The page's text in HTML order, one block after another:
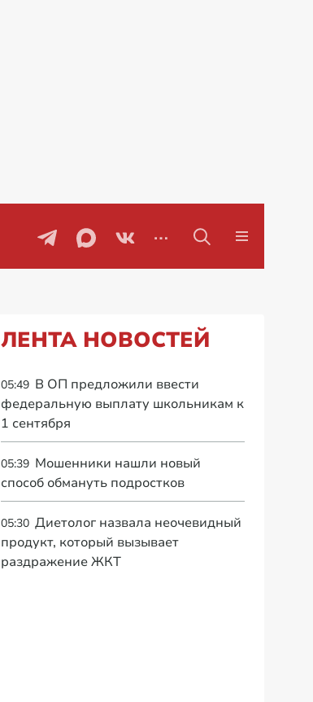
Проблемы с бензином в
ЛЕНТА НОВОСТЕЙ
05:49 В ОП предложили ввести
федеральную выплату школьникам к
1 сентября
05:39 Мошенники нашли новый
способ обмануть подростков
05:30 Диетолог назвала неочевидный
продукт, который вызывает
раздражение ЖКТ